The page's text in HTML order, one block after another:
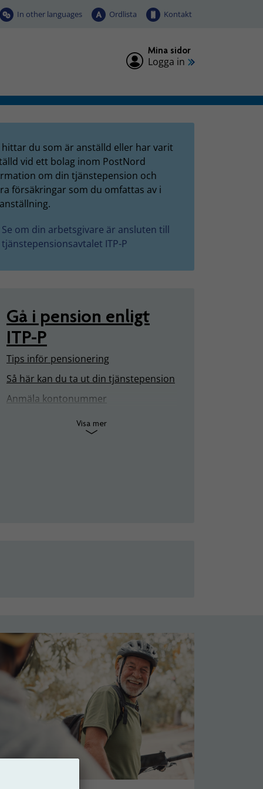
In other languages Ordlista Kontakt
Mina sidor
Logga in
hittar du som är anställd eller har varit
vid ett bolag inom PostNord
om din tjänstepension och
försäkringar som du omfattas av i
Se om din arbetsgivare är ansluten till
tjänstepensionsavtalet ITP-P
Gå i pension enligt
ITP-P
Tips inför pensionering
Så här kan du ta ut din tjänstepension
Anmäla kontonummer
Visa mer